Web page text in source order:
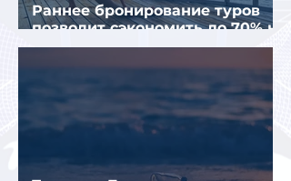
Раннее бронирование туров
позволит сэкономить до 70% на
летнем отдыхе — АТОР